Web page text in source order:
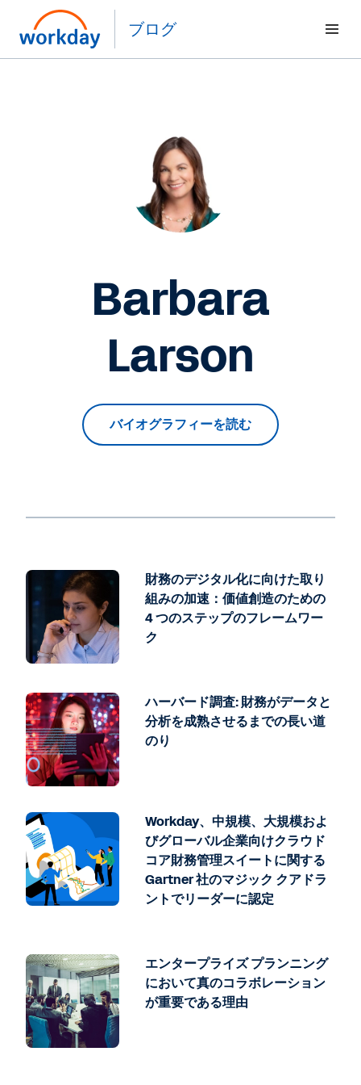
ブログ
Barbara
Larson
バイオグラフィーを読む
財務のデジタル化に向けた取り
組みの加速：価値創造のための
4 つのステップのフレームワー
ク
ハーバード調査: 財務がデータと
分析を成熟させるまでの長い道
のり
Workday、中規模、大規模およ
びグローバル企業向けクラウド
コア財務管理スイートに関する
Gartner 社のマジック クアドラ
ントでリーダーに認定
エンタープライズ プランニング
において真のコラボレーション
が重要である理由